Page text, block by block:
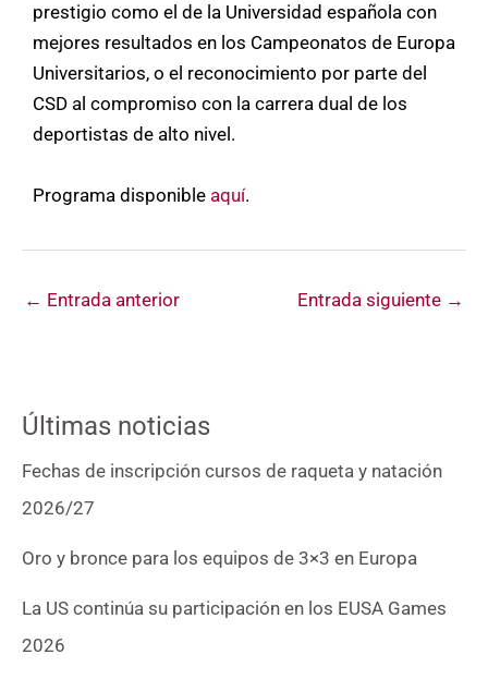
prestigio como el de la Universidad española con
mejores resultados en los Campeonatos de Europa
Universitarios, o el reconocimiento por parte del
CSD al compromiso con la carrera dual de los
deportistas de alto nivel.
Programa disponible aquí.
← Entrada anterior Entrada siguiente →
Últimas noticias
Fechas de inscripción cursos de raqueta y natación
2026/27
Oro y bronce para los equipos de 3×3 en Europa
La US continúa su participación en los EUSA Games
2026